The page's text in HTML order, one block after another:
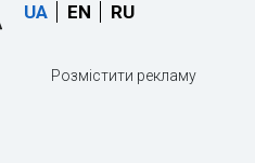
UA EN RU
Розмістити рекламу